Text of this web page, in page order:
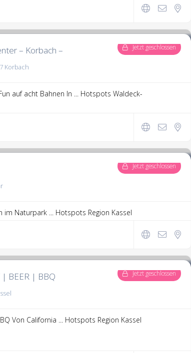
Jetzt geschlossen
– Korbach –
Korbach
auf acht Bahnen In ... Hotspots Waldeck-
Jetzt geschlossen
im Naturpark ... Hotspots Region Kassel
Jetzt geschlossen
| BEER | BBQ
Von California ... Hotspots Region Kassel